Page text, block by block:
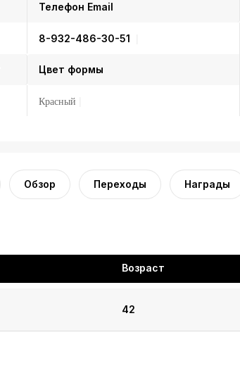
Телефон Email
8-932-486-30-51
Цвет формы
Красный
Обзор Переходы Награды
Возраст
42